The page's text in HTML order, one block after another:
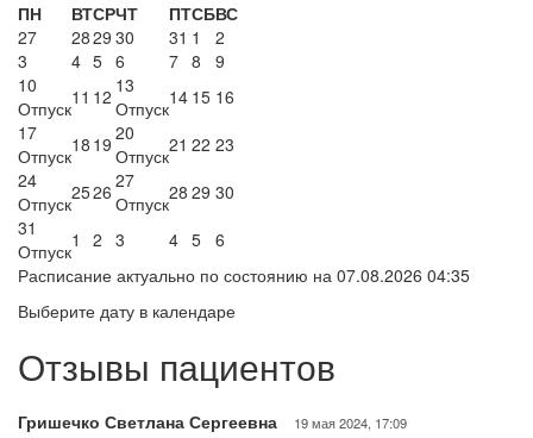
ПН ВТСРЧТ ПТСБВС
27
2829 30 31 1
2
3
4 5 6 7 8
9
10
Отпуск11 12 13
Отпуск14 15 16
17
Отпуск18 19 20
Отпуск21 22 23
24
Отпуск2526 27
Отпуск28 29 30
31
Отпуск1 2 3 4 5 6
Расписание актуально по состоянию на 07.08.2026 04:35
Выберите дату в календаре
Отзывы пациентов
Гришечко Светлана Сергеевна 19 мая 2024, 17:09